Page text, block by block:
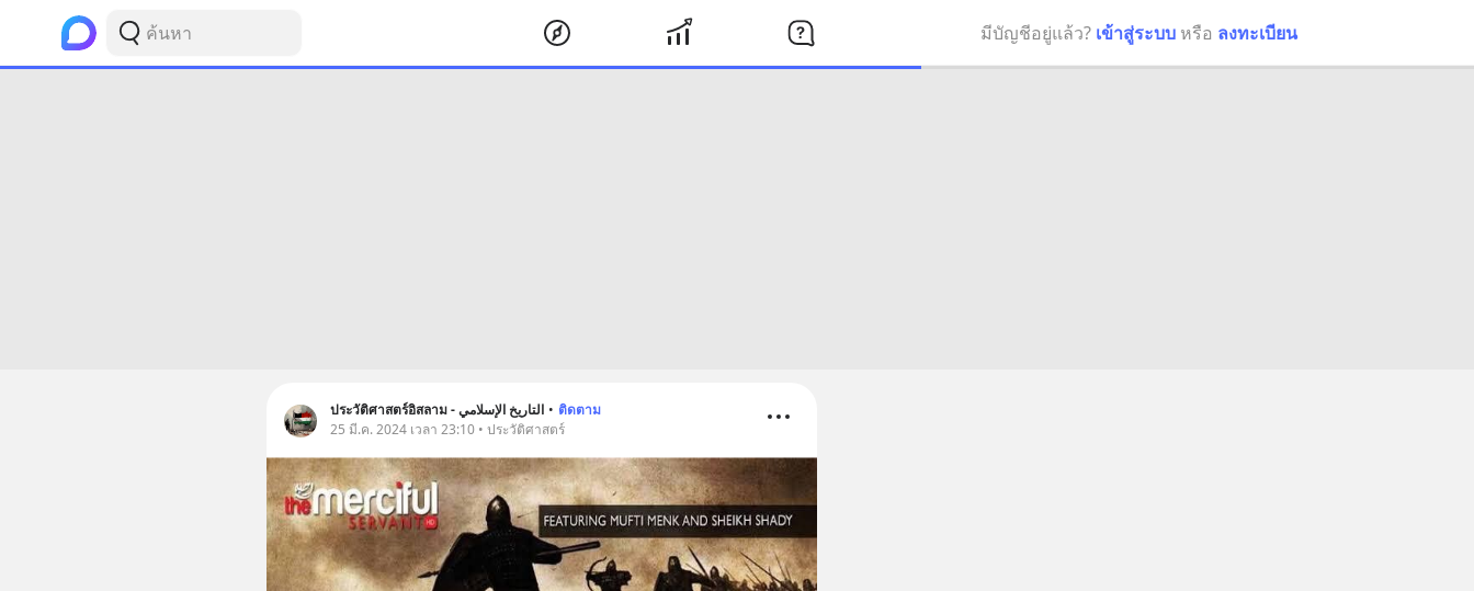
มีบัญชีอยู่แล้ว? เข้าสู่ระบบ หรือ ลงทะเบียน
ประวัติศาสตร์อิสลาม - التاريخ الإسلامي • ติดตาม
25 มี.ค. 2024 เวลา 23:10 • ประวัติศาสตร์